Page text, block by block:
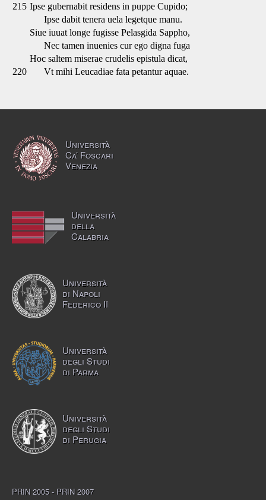
215 Ipse gubernabit residens in puppe Cupido;
Ipse dabit tenera uela legetque manu.
Siue iuuat longe fugisse Pelasgida Sappho,
Nec tamen inuenies cur ego digna fuga
Hoc saltem miserae crudelis epistula dicat,
220
Vt mihi Leucadiae fata petantur aquae.
Università
Ca’ Foscari
Venezia
Università
della
Calabria
Università
di Napoli
Federico II
Università
degli Studi
di Parma
Università
degli Studi
di Perugia
PRIN 2005 - PRIN 2007